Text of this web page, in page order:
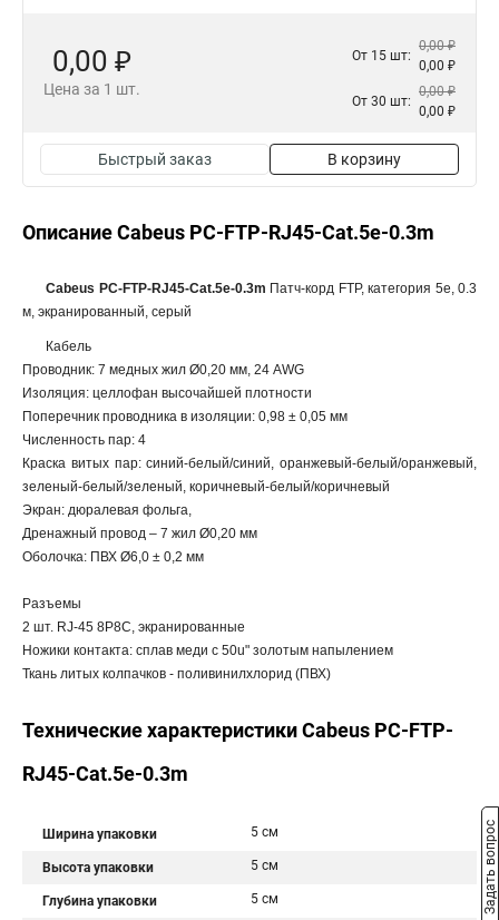
0,00 ₽
Цена за 1 шт.
От 15 шт:
0,00 ₽
0,00 ₽
От 30 шт:
0,00 ₽
0,00 ₽
Быстрый заказ В корзину
Описание Cabeus PC-FTP-RJ45-Cat.5e-0.3m
Cabeus PC-FTP-RJ45-Cat.5e-0.3m Патч-корд FTP, категория 5e, 0.3
м, экранированный, серый
Кабель
Проводник: 7 медных жил Ø0,20 мм, 24 AWG
Изоляция: целлофан высочайшей плотности
Поперечник проводника в изоляции: 0,98 ± 0,05 мм
Численность пар: 4
Краска витых пар: синий-белый/синий, оранжевый-белый/оранжевый,
зеленый-белый/зеленый, коричневый-белый/коричневый
Экран: дюралевая фольга,
Дренажный провод – 7 жил Ø0,20 мм
Оболочка: ПВХ Ø6,0 ± 0,2 мм
Разъемы
2 шт. RJ-45 8P8C, экранированные
Ножики контакта: сплав меди с 50u" золотым напылением
Ткань литых колпачков - поливинилхлорид (ПВХ)
Технические характеристики Cabeus PC-FTP-
RJ45-Cat.5e-0.3m
Ширина упаковки 5 см
Высота упаковки 5 см
Глубина упаковки 5 см Задать вопрос